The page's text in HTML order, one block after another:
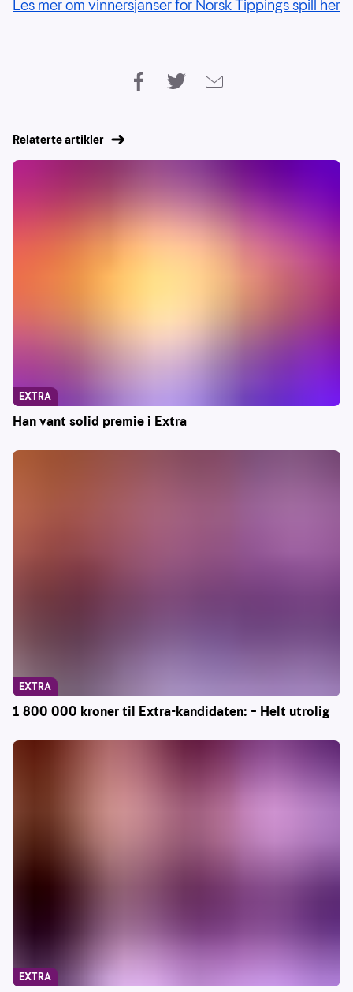
Les mer om vinnersjanser for Norsk Tippings spill her
Relaterte artikler
Han vant solid premie i Extra
EXTRA
1 800 000 kroner til Extra-kandidaten: – Helt utrolig
EXTRA
EXTRA